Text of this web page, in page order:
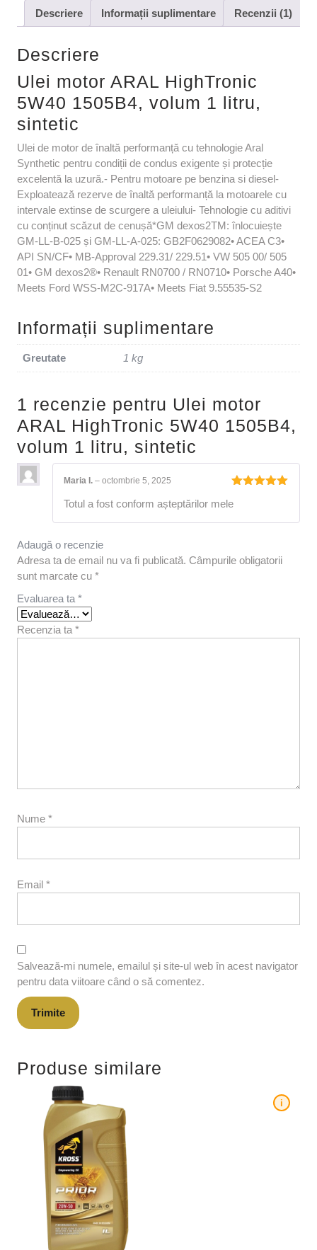
Descriere Informații suplimentare Recenzii (1)
Descriere
Ulei motor ARAL HighTronic
5W40 1505B4, volum 1 litru,
sintetic
Ulei de motor de înaltă performanță cu tehnologie Aral
Synthetic pentru condiții de condus exigente și protecție
excelentă la uzură.- Pentru motoare pe benzina si diesel-
Exploatează rezerve de înaltă performanță la motoarele cu
intervale extinse de scurgere a uleiului- Tehnologie cu aditivi
cu conținut scăzut de cenușă*GM dexos2TM: înlocuiește
GM-LL-B-025 și GM-LL-A-025: GB2F0629082• ACEA C3•
API SN/CF• MB-Approval 229.31/ 229.51• VW 505 00/ 505
01• GM dexos2®• Renault RN0700 / RN0710• Porsche A40•
Meets Ford WSS-M2C-917A• Meets Fiat 9.55535-S2
Informații suplimentare
Greutate 1 kg
1 recenzie pentru Ulei motor
ARAL HighTronic 5W40 1505B4,
volum 1 litru, sintetic
5
Maria I. – octombrie 5, 2025
Totul a fost conform așteptărilor mele
Adaugă o recenzie
Adresa ta de email nu va fi publicată. Câmpurile obligatorii
sunt marcate cu *
Evaluarea ta *
Recenzia ta *
Nume *
Email *
Salvează-mi numele, emailul și site-ul web în acest navigator
pentru data viitoare când o să comentez.
Produse similare
i